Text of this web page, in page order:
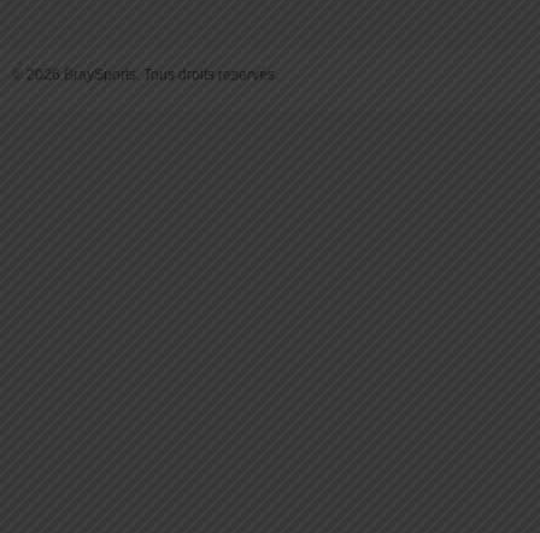
© 2026 BraySports. Tous droits reservés.